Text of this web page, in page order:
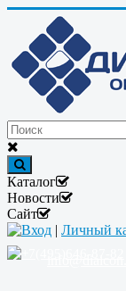
Каталог
Новости
Сайт
Вход | Личный